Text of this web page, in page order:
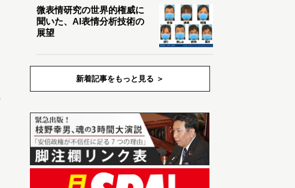
微表情研究の世界的権威に
聞いた、AI表情分析技術の
展望
新着記事をもっと見る